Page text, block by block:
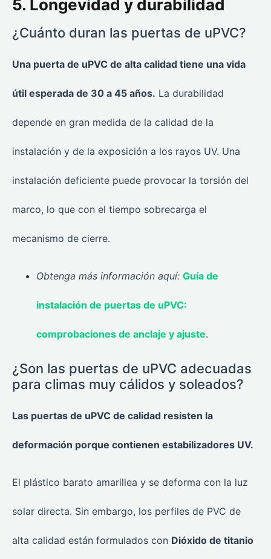
5. Longevidad y durabilidad
¿Cuánto duran las puertas de uPVC?
Una puerta de uPVC de alta calidad tiene una vida
útil esperada de 30 a 45 años. La durabilidad
depende en gran medida de la calidad de la
instalación y de la exposición a los rayos UV. Una
instalación deficiente puede provocar la torsión del
marco, lo que con el tiempo sobrecarga el
mecanismo de cierre.
Obtenga más información aquí: Guía de
instalación de puertas de uPVC:
comprobaciones de anclaje y ajuste.
¿Son las puertas de uPVC adecuadas
para climas muy cálidos y soleados?
Las puertas de uPVC de calidad resisten la
deformación porque contienen estabilizadores UV.
El plástico barato amarillea y se deforma con la luz
solar directa. Sin embargo, los perfiles de PVC de
alta calidad están formulados con Dióxido de titanio